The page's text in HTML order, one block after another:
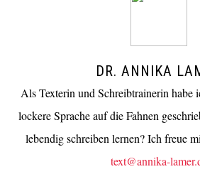
DR. ANNIKA
Als Texterin und Schreibtrainerin habe
lockere Sprache auf die Fahnen
lebendig schreiben lernen? Ich freue
text@annika-